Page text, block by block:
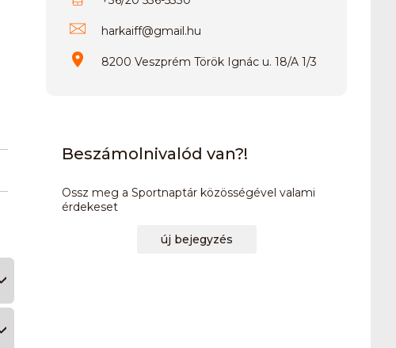
harkaiff@gmail.hu
8200 Veszprém Török Ignác u. 18/A 1/3
Beszámolnivalód van?!
Ossz meg a Sportnaptár közösségével valami
érdekeset
új bejegyzés